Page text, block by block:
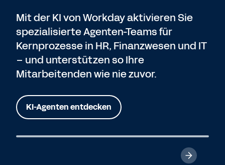
Mit der KI von Workday aktivieren Sie
spezialisierte Agenten-Teams für
Kernprozesse in HR, Finanzwesen und IT
– und unterstützen so Ihre
Mitarbeitenden wie nie zuvor.
KI-Agenten entdecken